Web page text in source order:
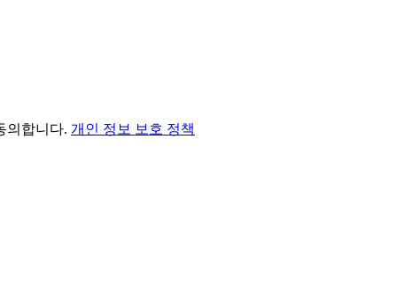
의합니다. 개인 정보 보호 정책